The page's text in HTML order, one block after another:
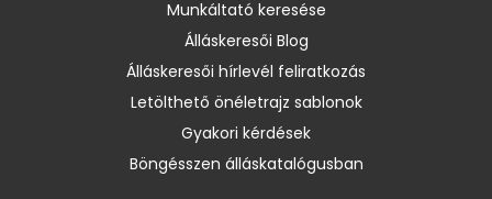
Munkáltató keresése
Álláskeresői Blog
Álláskeresői hírlevél feliratkozás
Letölthető önéletrajz sablonok
Gyakori kérdések
Böngésszen álláskatalógusban